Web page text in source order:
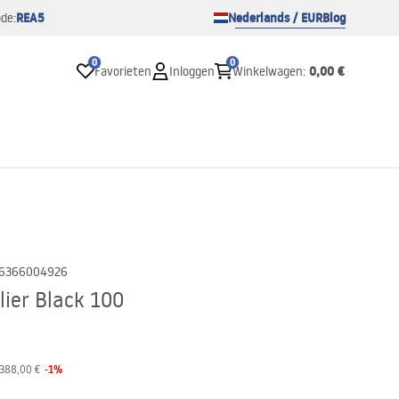
REA5 Nederlands / EURBlog
0
Favorieten Inloggen
0
Winkelwagen: 0,00 €
Black 100
388,00 € -1%